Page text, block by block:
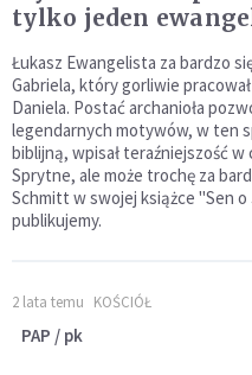
tylko jeden
Łukasz Ewangelista za bardzo
Gabriela, który gorliwie
Daniela. Postać archanioła
legendarnych motywów, w ten
biblijną, wpisał teraźniejszość
Sprytne, ale może trochę za
Schmitt w swojej książce "Sen
publikujemy.
2 lata temu KOŚCIÓŁ
PAP / pk